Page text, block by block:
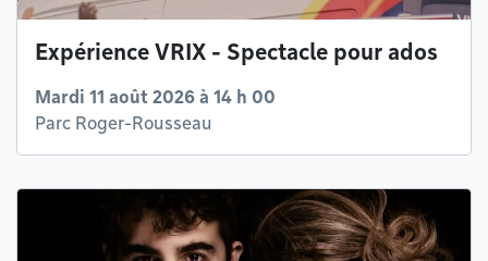
Expérience VRIX - Spectacle pour ados
Mardi 11 août 2026 à 14 h 00
Parc Roger-Rousseau